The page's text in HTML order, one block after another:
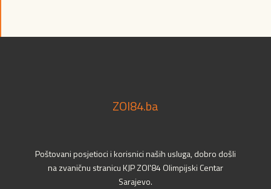
ZOI84.ba
Poštovani posjetioci i korisnici naših usluga, dobro došli
na zvaničnu stranicu KJP ZOI'84 Olimpijski Centar
Sarajevo.